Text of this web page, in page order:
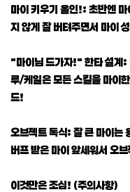
마이 키우기 올인!: 초반엔
지 않게 잘 버텨주면서 마이
"마이님 드가자!" 한타 설계:
루/케일은 모든 스킬을 마이
드!
오브젝트 독식: 잘 큰 마이는
버프 받은 마이 앞세워서 오
이것만은 조심! (주의사항)